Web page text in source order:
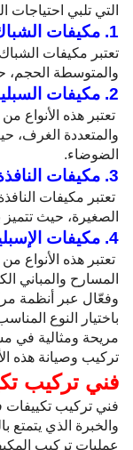
التي تلبي
1. مكيفات الشباك
تعتبر مكيفات
والمتوسطة الحجم،
2. مكيفات السبليت
تعتبر هذه الأنواع
والمتعددة الغرف،
الضوضاء.
3. مكيفات النافذة
تعتبر مكيفات
الصغيرة، حيث
4. مكيفات الإسبليت المركزي
تعتبر هذه الأنواع
المسارح والمباني
وفعّال عبر أنظمة
باختيار النوع
مريحة ومثالية في
تركيب وصيانة هذه
فني تركيب
فني تركيب
والخبرة الذي يتمتع
عمليات تركيب